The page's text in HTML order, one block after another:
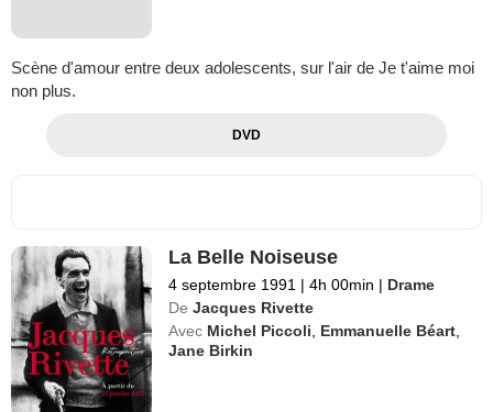
Scène d'amour entre deux adolescents, sur l'air de Je t'aime moi
non plus.
DVD
La Belle Noiseuse
4 septembre 1991 | 4h 00min | Drame
De Jacques Rivette
Avec Michel Piccoli, Emmanuelle Béart,
Jane Birkin